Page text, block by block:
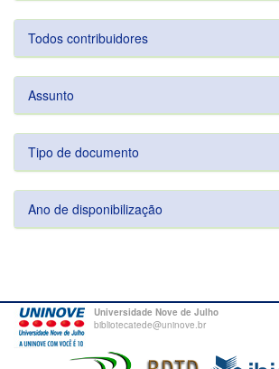
Todos contribuidores
Assunto
Tipo de documento
Ano de disponibilização
Universidade Nove de Julho
bibliotecatede@uninove.br